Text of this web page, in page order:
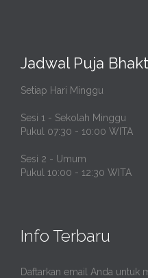
Jadwal Puja
Setiap Hari Minggu
Sesi 1 - Sekolah Minggu
Pukul 07:30 - 10:00 WITA
Sesi 2 - Umum
Pukul 10:00 - 12:30 WITA
Info Terbaru
Daftarkan email Anda untuk